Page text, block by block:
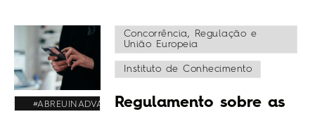
#ABREUINADVANCE
Concorrência, Regulação e
União Europeia
Instituto de Conhecimento
Regulamento sobre as